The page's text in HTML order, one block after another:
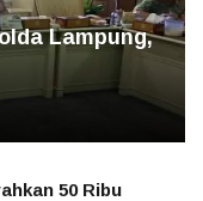
Lampung,
50 Ribu